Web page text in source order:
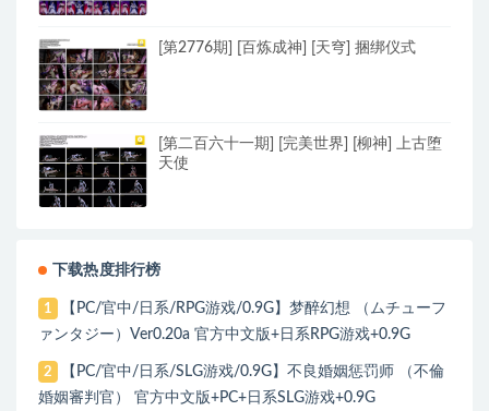
[第2776期] [百炼成神] [天穹] 捆绑仪式
[第二百六十一期] [完美世界] [柳神] 上古堕
天使
下载热度排行榜
1
【PC/官中/日系/RPG游戏/0.9G】梦醉幻想 （ムチューフ
ァンタジー）Ver0.20a 官方中文版+日系RPG游戏+0.9G
2
【PC/官中/日系/SLG游戏/0.9G】不良婚姻惩罚师 （不倫
婚姻審判官） 官方中文版+PC+日系SLG游戏+0.9G